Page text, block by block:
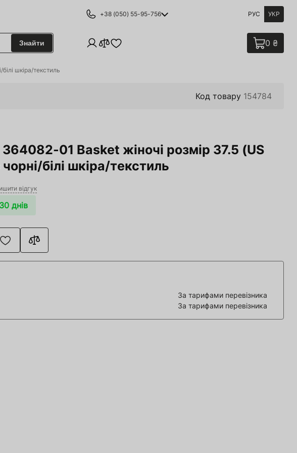
+38 (050) 55-95-756 РУС УКР
Знайти 0 ₴
шкіра/текстиль
Код товару 154784
01 Basket жіночі розмір 37.5 (US
білі шкіра/текстиль
відгук
днів
За тарифами перевізника
За тарифами перевізника